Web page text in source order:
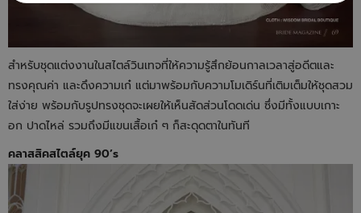
สำหรับชุดแต่งงานในสไตล์วินเทจที่ให้ความรู้สึกย้อนกาลเวลาสู่อดีตและ
ทรงคุณค่า และดึงความเก๋ แต่มาพร้อมกับความโมเดิร์นที่เติมเต็มให้ชุดสวม
ใส่ง่าย พร้อมกับรูปทรงชุดจะเผยให้เห็นสัดส่วนโดดเด่น ซึ่งมีทั้งแบบเกาะ
อก ปาดไหล่ รวมถึงมีแขนเสื้อเก๋ ๆ ก็สะดุดตาในทันที
คลาสสิคสไตล์ยุค 90’s